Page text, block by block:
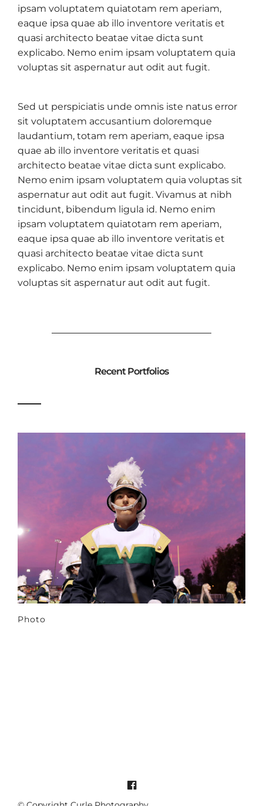
ipsam voluptatem quiatotam rem aperiam,
eaque ipsa quae ab illo inventore veritatis et
quasi architecto beatae vitae dicta sunt
explicabo. Nemo enim ipsam voluptatem quia
voluptas sit aspernatur aut odit aut fugit.
Sed ut perspiciatis unde omnis iste natus error
sit voluptatem accusantium doloremque
laudantium, totam rem aperiam, eaque ipsa
quae ab illo inventore veritatis et quasi
architecto beatae vitae dicta sunt explicabo.
Nemo enim ipsam voluptatem quia voluptas sit
aspernatur aut odit aut fugit. Vivamus at nibh
tincidunt, bibendum ligula id. Nemo enim
ipsam voluptatem quiatotam rem aperiam,
eaque ipsa quae ab illo inventore veritatis et
quasi architecto beatae vitae dicta sunt
explicabo. Nemo enim ipsam voluptatem quia
voluptas sit aspernatur aut odit aut fugit.
Recent Portfolios
Photo